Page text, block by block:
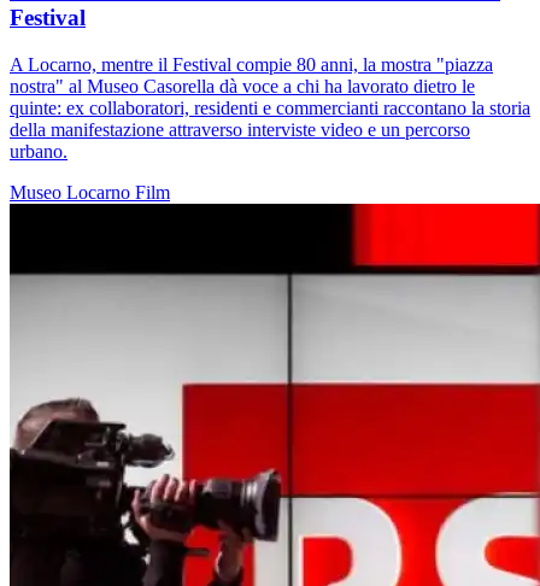
Festival
A Locarno, mentre il Festival compie 80 anni, la mostra "piazza
nostra" al Museo Casorella dà voce a chi ha lavorato dietro le
quinte: ex collaboratori, residenti e commercianti raccontano la storia
della manifestazione attraverso interviste video e un percorso
urbano.
Museo Locarno Film